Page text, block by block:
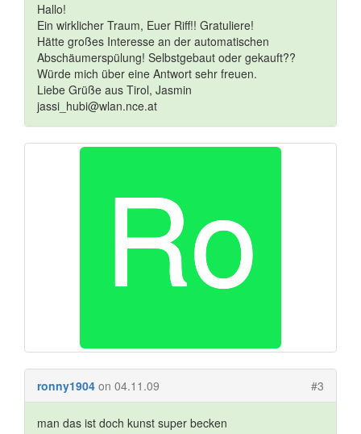
Hallo!
Ein wirklicher Traum, Euer Riff!! Gratuliere!
Hätte großes Interesse an der automatischen
Abschäumerspülung! Selbstgebaut oder gekauft??
Würde mich über eine Antwort sehr freuen.
Liebe Grüße aus Tirol, Jasmin
jassi_hubi@wlan.nce.at
ronny1904 on 04.11.09 #3
man das ist doch kunst super becken